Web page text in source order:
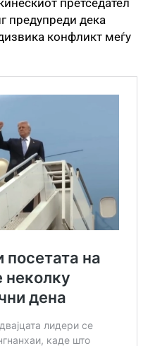
претседател
предупреди дека
конфликт меѓу